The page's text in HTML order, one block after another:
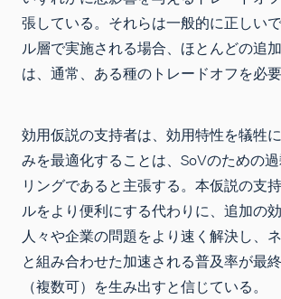
張している。それらは一般的に正しい
ル層で実施される場合、ほとんどの追
は、通常、ある種のトレードオフを必要
効用仮説の支持者は、効用特性を犠牲
みを最適化することは、SoVのための
リングであると主張する。本仮説の支
ルをより便利にする代わりに、追加の
人々や企業の問題をより速く解決し、
と組み合わせた加速される普及率が最
（複数可）を生み出すと信じている。